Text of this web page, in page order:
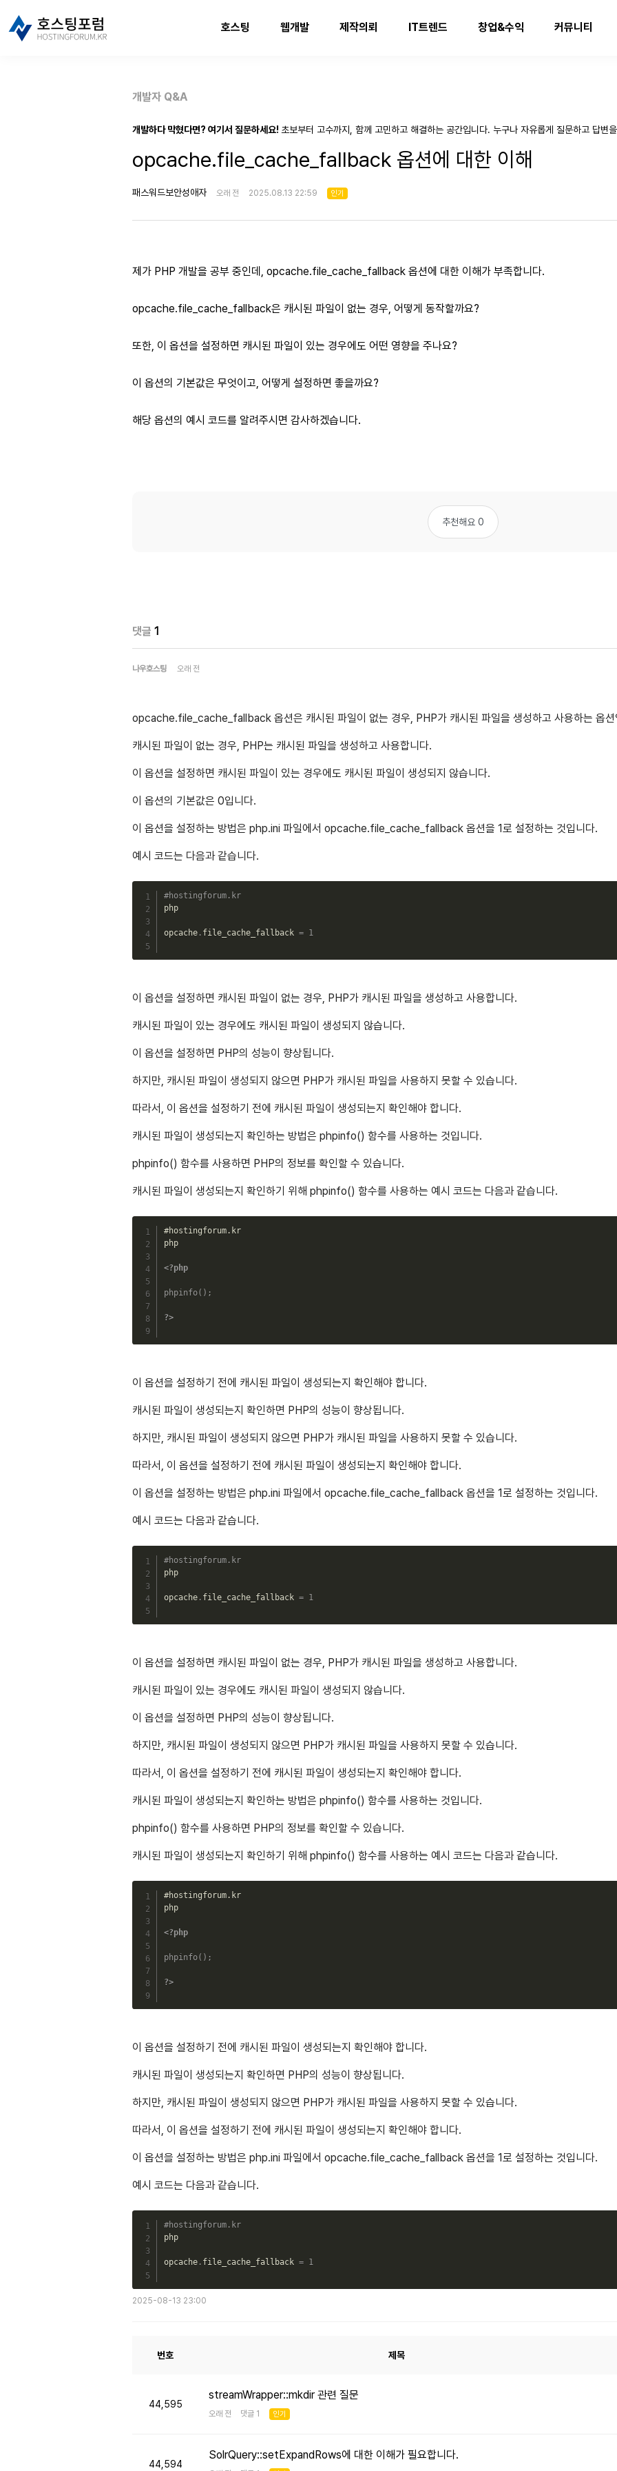
호스팅 웹개발 제작의뢰 IT트렌드 창업&수익 커뮤니티
개발자 Q&A
개발하다 막혔다면? 여기서 질문하세요! 초보부터 고수까지, 함께 고민하고 해결하는 공간입니다. 누구나 자유롭게 질문하고 답변
opcache.file_cache_fallback 옵션에 대한 이해
패스워드보안성애자 오래 전 2025.08.13 22:59 인기
제가 PHP 개발을 공부 중인데, opcache.file_cache_fallback 옵션에 대한 이해가 부족합니다.
opcache.file_cache_fallback은 캐시된 파일이 없는 경우, 어떻게 동작할까요?
또한, 이 옵션을 설정하면 캐시된 파일이 있는 경우에도 어떤 영향을 주나요?
이 옵션의 기본값은 무엇이고, 어떻게 설정하면 좋을까요?
해당 옵션의 예시 코드를 알려주시면 감사하겠습니다.
추천해요 0
댓글 1
나우호스팅 오래 전
opcache.file_cache_fallback 옵션은 캐시된 파일이 없는 경우, PHP가 캐시된 파일을 생성하고 사용하는 옵션
캐시된 파일이 없는 경우, PHP는 캐시된 파일을 생성하고 사용합니다.
이 옵션을 설정하면 캐시된 파일이 있는 경우에도 캐시된 파일이 생성되지 않습니다.
이 옵션의 기본값은 0입니다.
이 옵션을 설정하는 방법은 php.ini 파일에서 opcache.file_cache_fallback 옵션을 1로 설정하는 것입니다.
예시 코드는 다음과 같습니다.
#hostingforum.kr
php
opcache. file_cache_fallback = 1
이 옵션을 설정하면 캐시된 파일이 없는 경우, PHP가 캐시된 파일을 생성하고 사용합니다.
캐시된 파일이 있는 경우에도 캐시된 파일이 생성되지 않습니다.
이 옵션을 설정하면 PHP의 성능이 향상됩니다.
하지만, 캐시된 파일이 생성되지 않으면 PHP가 캐시된 파일을 사용하지 못할 수 있습니다.
따라서, 이 옵션을 설정하기 전에 캐시된 파일이 생성되는지 확인해야 합니다.
캐시된 파일이 생성되는지 확인하는 방법은 phpinfo() 함수를 사용하는 것입니다.
phpinfo() 함수를 사용하면 PHP의 정보를 확인할 수 있습니다.
캐시된 파일이 생성되는지 확인하기 위해 phpinfo() 함수를 사용하는 예시 코드는 다음과 같습니다.
#hostingforum.kr
php
<?php
phpinfo( ) ;
?>
이 옵션을 설정하기 전에 캐시된 파일이 생성되는지 확인해야 합니다.
캐시된 파일이 생성되는지 확인하면 PHP의 성능이 향상됩니다.
하지만, 캐시된 파일이 생성되지 않으면 PHP가 캐시된 파일을 사용하지 못할 수 있습니다.
따라서, 이 옵션을 설정하기 전에 캐시된 파일이 생성되는지 확인해야 합니다.
이 옵션을 설정하는 방법은 php.ini 파일에서 opcache.file_cache_fallback 옵션을 1로 설정하는 것입니다.
예시 코드는 다음과 같습니다.
#hostingforum.kr
php
opcache. file_cache_fallback = 1
이 옵션을 설정하면 캐시된 파일이 없는 경우, PHP가 캐시된 파일을 생성하고 사용합니다.
캐시된 파일이 있는 경우에도 캐시된 파일이 생성되지 않습니다.
이 옵션을 설정하면 PHP의 성능이 향상됩니다.
하지만, 캐시된 파일이 생성되지 않으면 PHP가 캐시된 파일을 사용하지 못할 수 있습니다.
따라서, 이 옵션을 설정하기 전에 캐시된 파일이 생성되는지 확인해야 합니다.
캐시된 파일이 생성되는지 확인하는 방법은 phpinfo() 함수를 사용하는 것입니다.
phpinfo() 함수를 사용하면 PHP의 정보를 확인할 수 있습니다.
캐시된 파일이 생성되는지 확인하기 위해 phpinfo() 함수를 사용하는 예시 코드는 다음과 같습니다.
#hostingforum.kr
php
<?php
phpinfo( ) ;
?>
이 옵션을 설정하기 전에 캐시된 파일이 생성되는지 확인해야 합니다.
캐시된 파일이 생성되는지 확인하면 PHP의 성능이 향상됩니다.
하지만, 캐시된 파일이 생성되지 않으면 PHP가 캐시된 파일을 사용하지 못할 수 있습니다.
따라서, 이 옵션을 설정하기 전에 캐시된 파일이 생성되는지 확인해야 합니다.
이 옵션을 설정하는 방법은 php.ini 파일에서 opcache.file_cache_fallback 옵션을 1로 설정하는 것입니다.
예시 코드는 다음과 같습니다.
#hostingforum.kr
php
opcache. file_cache_fallback = 1
2025-08-13 23:00
번호 제목
44,595
streamWrapper::mkdir 관련 질문
오래 전 댓글 1 인기
44,594
SolrQuery::setExpandRows에 대한 이해가 필요합니다.